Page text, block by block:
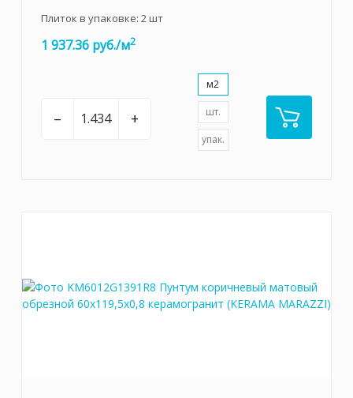
Плиток в упаковке: 2шт
1 937.36 руб./м2
– +
м2
шт.
упак.